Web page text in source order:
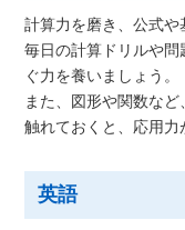
計算力を磨き、公式や
毎日の計算ドリルや
ぐ力を養いましょう。
また、図形や関数な
触れておくと、応用力
英語